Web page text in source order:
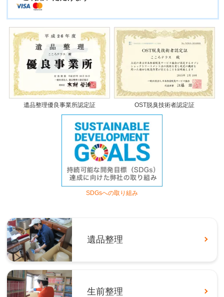
遺品整理優良事業所認定証 OST脱臭技術者認定証
SDGsへの取り組み
遺品整理
生前整理